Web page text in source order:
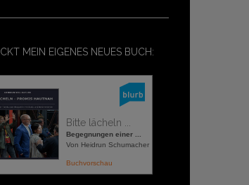
MEIN EIGENES NEUES BUCH:
Bitte lächeln ...
Begegnungen einer ...
Von Heidrun Schumacher
Buchvorschau